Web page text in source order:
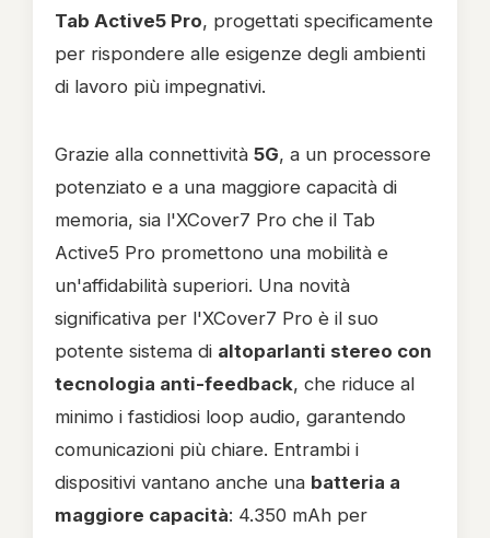
Tab Active5 Pro, progettati specificamente
per rispondere alle esigenze degli ambienti
di lavoro più impegnativi.
Grazie alla connettività 5G, a un processore
potenziato e a una maggiore capacità di
memoria, sia l'XCover7 Pro che il Tab
Active5 Pro promettono una mobilità e
un'affidabilità superiori. Una novità
significativa per l'XCover7 Pro è il suo
potente sistema di altoparlanti stereo con
tecnologia anti-feedback, che riduce al
minimo i fastidiosi loop audio, garantendo
comunicazioni più chiare. Entrambi i
dispositivi vantano anche una batteria a
maggiore capacità: 4.350 mAh per